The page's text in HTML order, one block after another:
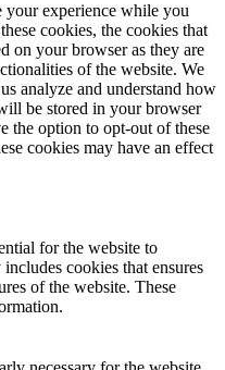
your experience while you
cookies, the cookies that
on your browser as they are
of the website. We
analyze and understand how
be stored in your browser
the option to opt-out of these
cookies may have an effect
for the website to
cookies that ensures
of the website. These